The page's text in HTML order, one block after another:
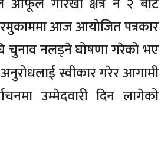
आज आयोजित पत्रकार
चुनाव नलड्ने घोषणा गरेको भए
स्वीकार गरेर आगामी
उम्मेदवारी दिन लागेको